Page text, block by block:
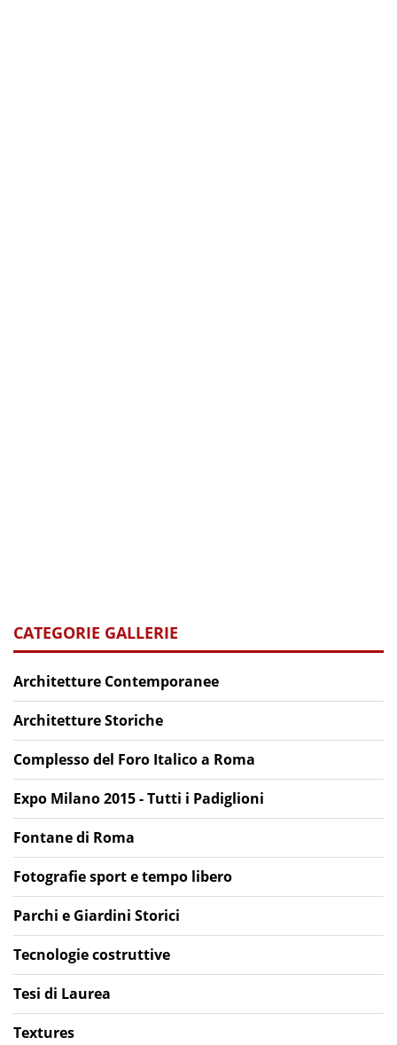
CATEGORIE GALLERIE
Architetture Contemporanee
Architetture Storiche
Complesso del Foro Italico a Roma
Expo Milano 2015 - Tutti i Padiglioni
Fontane di Roma
Fotografie sport e tempo libero
Parchi e Giardini Storici
Tecnologie costruttive
Tesi di Laurea
Textures